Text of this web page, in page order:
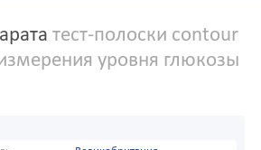
тест-полоски contour
уровня глюкозы